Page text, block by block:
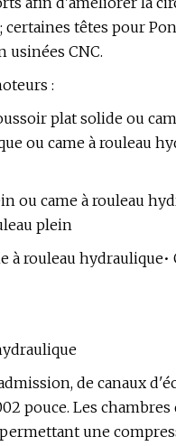
têtes pour
usinées CNC.
:
plat solide ou
ou came à rouleau
ou came à rouleau
plein
à rouleau
de canaux
pouce. Les
une